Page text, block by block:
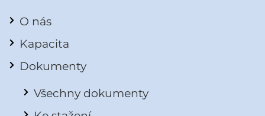
O nás
Kapacita
Dokumenty
Všechny dokumenty